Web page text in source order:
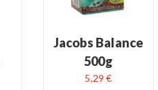
Jacobs Balance
500g
5,29 €